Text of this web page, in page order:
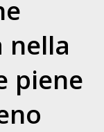
nella
piene